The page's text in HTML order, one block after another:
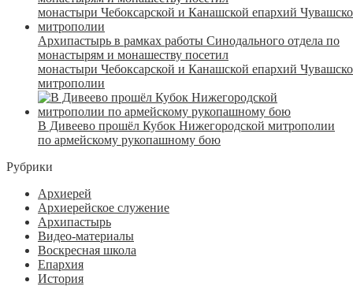
Архипастырь в рамках работы Синодального отдела по
монастырям и монашеству посетил
монастыри Чебоксарской и Канашской епархий
митрополии
В Дивеево прошёл Кубок Нижегородской митрополии
по армейскому рукопашному бою
Рубрики
Архиерей
Архиерейское служение
Архипастырь
Видео-материалы
Воскресная школа
Епархия
История